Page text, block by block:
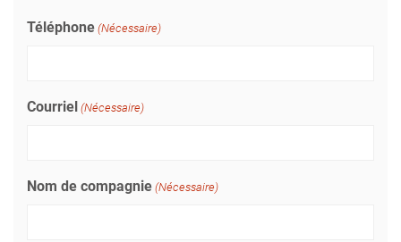
Téléphone (Nécessaire)
Courriel (Nécessaire)
Nom de compagnie (Nécessaire)